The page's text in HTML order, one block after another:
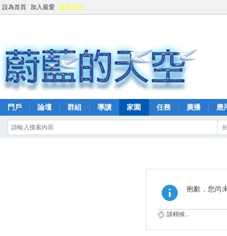
設為首頁 加入最愛 會員認證
門戶 論壇 群組 導讀 家園 任務 廣播 應
抱歉，您尚
請稍候...